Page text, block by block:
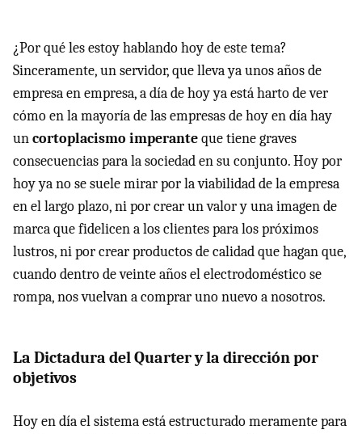
¿Por qué les estoy hablando hoy de este tema?
Sinceramente, un servidor, que lleva ya unos años de
empresa en empresa, a día de hoy ya está harto de ver
cómo en la mayoría de las empresas de hoy en día hay
uncortoplacismo imperanteque tiene graves
consecuencias para la sociedad en su conjunto. Hoy por
hoy ya no se suele mirar por la viabilidad de la empresa
en el largo plazo, ni por crear un valor y una imagen de
marca que fidelicen a los clientes para los próximos
lustros, ni por crear productos de calidad que hagan que,
cuando dentro de veinte años el electrodoméstico se
rompa, nos vuelvan a comprar uno nuevo a nosotros.
La Dictadura del Quarter y la dirección por
objetivos
Hoy en día el sistema está estructurado meramente para